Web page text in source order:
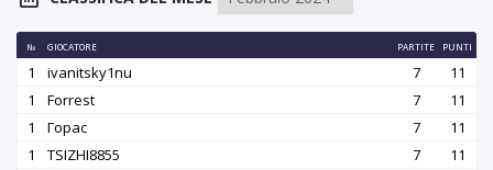
№ GIOCATORE PARTITE PUNTI
1 ivanitsky1nu 7
11
1
Forrest 7
11
1
Горас 7
11
1
TSIZHI8855 7
11